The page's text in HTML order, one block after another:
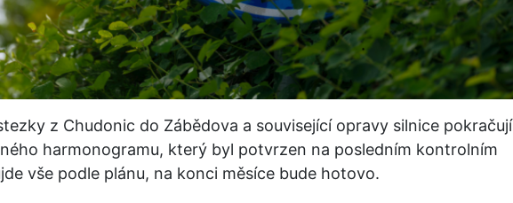
z Chudonic do Zábědova a související opravy silnice pokračují
harmonogramu, který byl potvrzen na posledním kontrolním
vše podle plánu, na konci měsíce bude hotovo.